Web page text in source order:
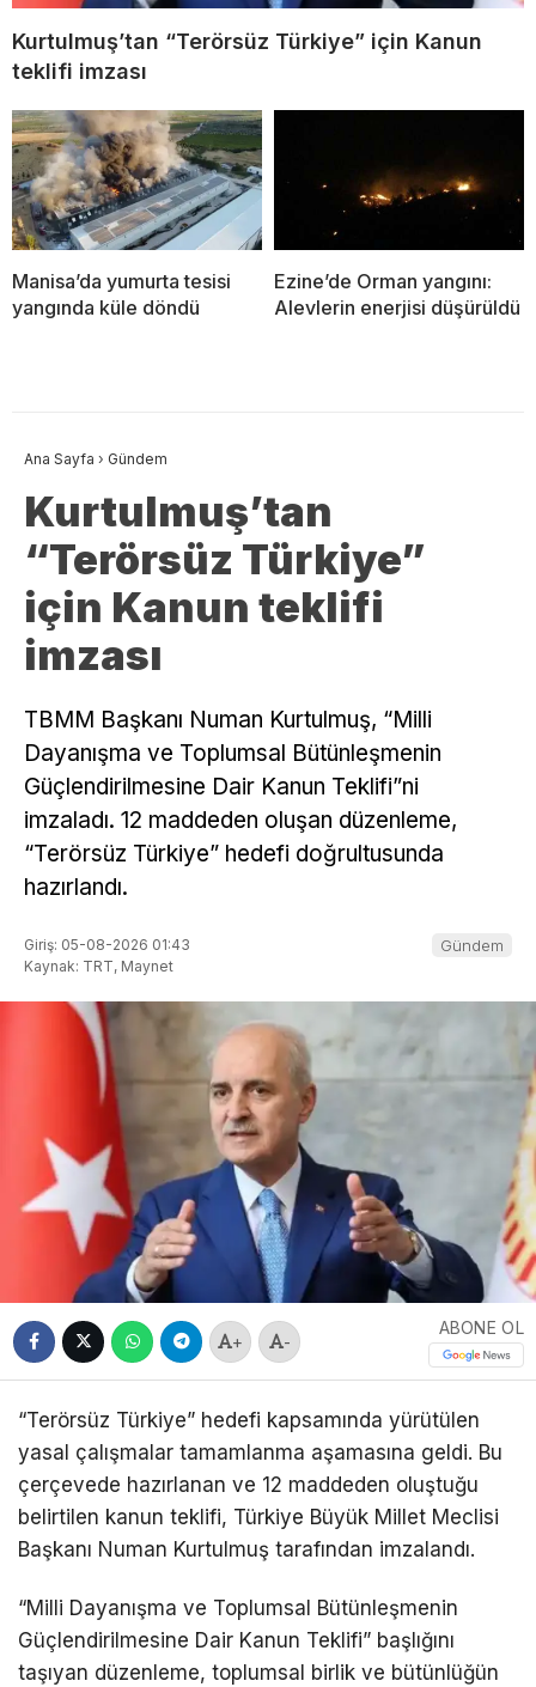
Kurtulmuş’tan “Terörsüz Türkiye” için Kanun
teklifi imzası
Manisa’da yumurta tesisi
yangında küle döndü
Ezine’de Orman yangını:
Alevlerin enerjisi düşürüldü
Ana Sayfa › Gündem
Kurtulmuş’tan
“Terörsüz Türkiye”
için Kanun teklifi
imzası
TBMM Başkanı Numan Kurtulmuş, “Milli
Dayanışma ve Toplumsal Bütünleşmenin
Güçlendirilmesine Dair Kanun Teklifi”ni
imzaladı. 12 maddeden oluşan düzenleme,
“Terörsüz Türkiye” hedefi doğrultusunda
hazırlandı.
Giriş: 05-08-2026 01:43
Kaynak: TRT, Maynet
Gündem
+ -
ABONE OL
“Terörsüz Türkiye” hedefi kapsamında yürütülen
yasal çalışmalar tamamlanma aşamasına geldi. Bu
çerçevede hazırlanan ve 12 maddeden oluştuğu
belirtilen kanun teklifi, Türkiye Büyük Millet Meclisi
Başkanı Numan Kurtulmuş tarafından imzalandı.
“Milli Dayanışma ve Toplumsal Bütünleşmenin
Güçlendirilmesine Dair Kanun Teklifi” başlığını
taşıyan düzenleme, toplumsal birlik ve bütünlüğün